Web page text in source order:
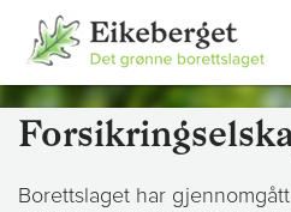
Borettslaget har